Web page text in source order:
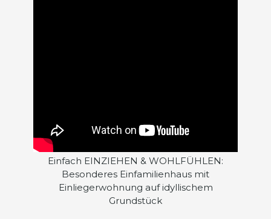
Einfach EINZIEHEN & WOHLFÜHLEN:
Besonderes Einfamilienhaus mit
Einliegerwohnung auf idyllischem
Grundstück